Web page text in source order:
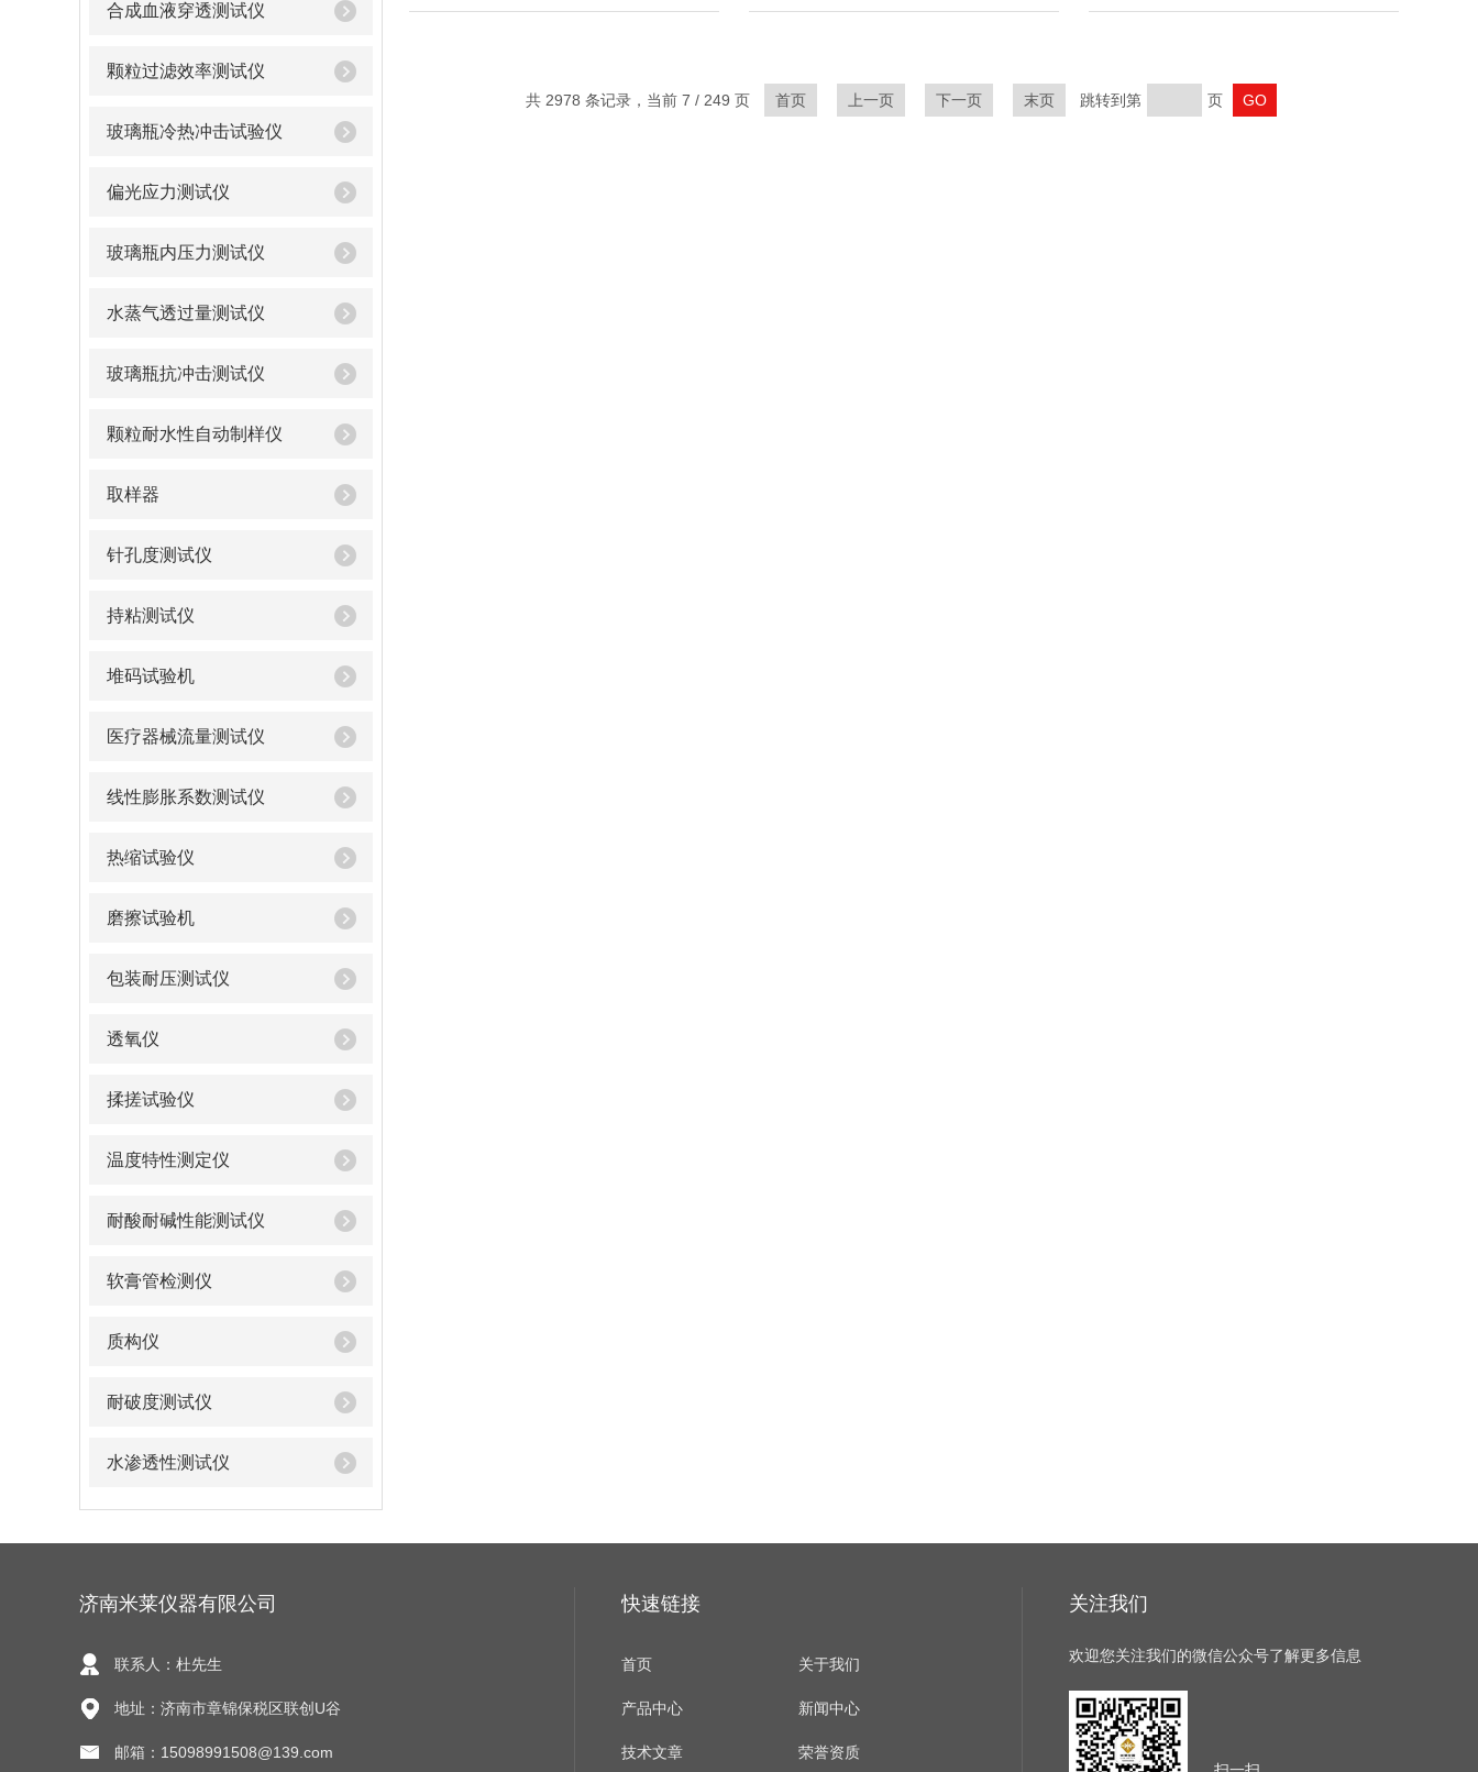
合成血液穿透测试仪
颗粒过滤效率测试仪
玻璃瓶冷热冲击试验仪
偏光应力测试仪
玻璃瓶内压力测试仪
水蒸气透过量测试仪
玻璃瓶抗冲击测试仪
颗粒耐水性自动制样仪
取样器
针孔度测试仪
持粘测试仪
堆码试验机
医疗器械流量测试仪
线性膨胀系数测试仪
热缩试验仪
磨擦试验机
包装耐压测试仪
透氧仪
揉搓试验仪
温度特性测定仪
耐酸耐碱性能测试仪
软膏管检测仪
质构仪
耐破度测试仪
水渗透性测试仪
共 2978 条记录，当前 7 / 249 页 首页 上一页 下一页 末页 跳转到第 页
济南米莱仪器有限公司
联系人：杜先生
地址：济南市章锦保税区联创U谷
邮箱：15098991508@139.com
快速链接
首页 关于我们
产品中心 新闻中心
技术文章 荣誉资质
关注我们
欢迎您关注我们的微信公众号了解更多信息